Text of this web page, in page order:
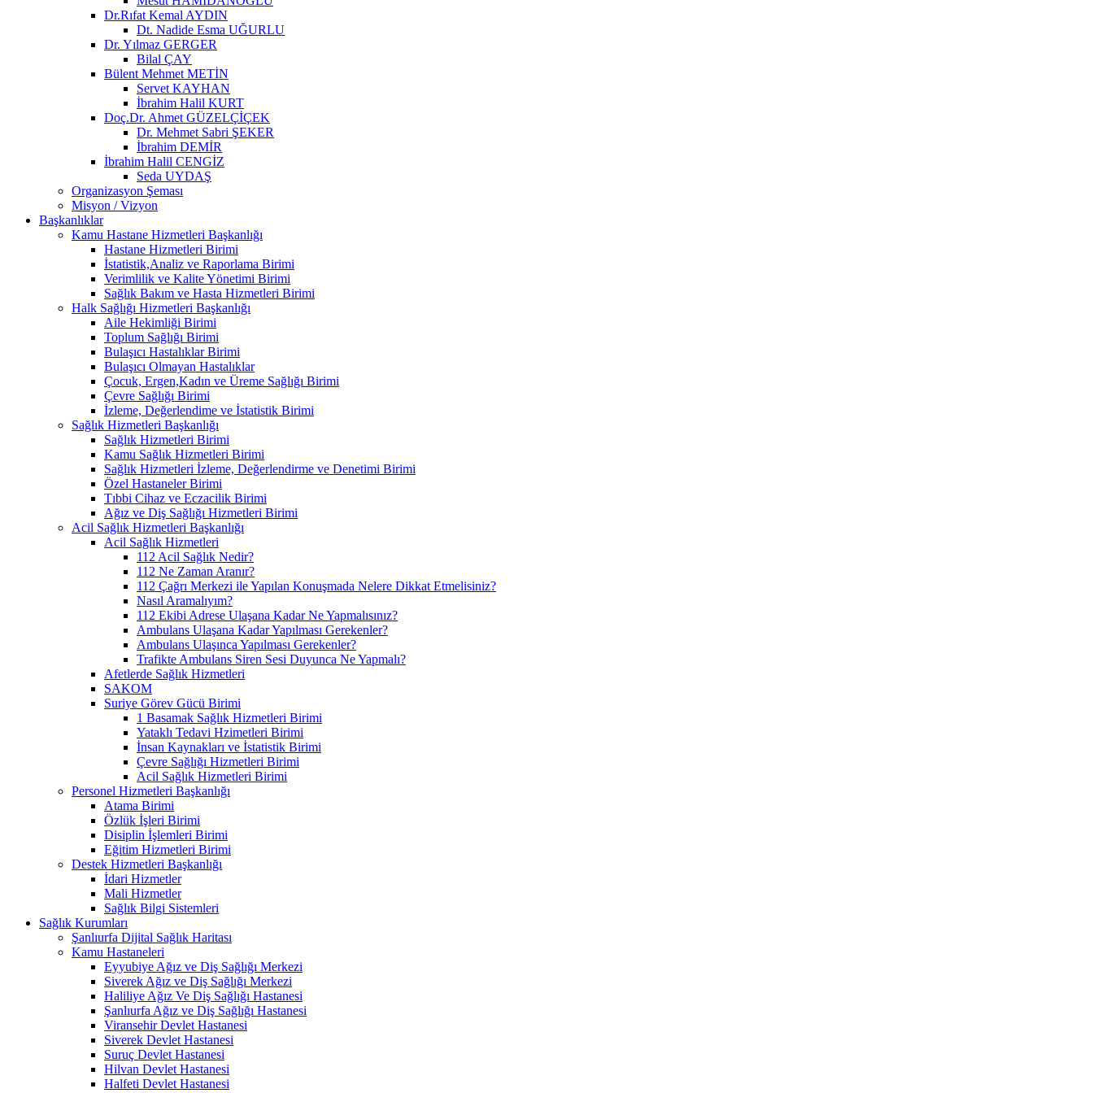
Dr.Rıfat Kemal AYDIN
Dt. Nadide Esma UĞURLU
Dr. Yılmaz GERGER
Bilal ÇAY
Bülent Mehmet METİN
Servet KAYHAN
İbrahim Halil KURT
Doç.Dr. Ahmet GÜZELÇİÇEK
Dr. Mehmet Sabri ŞEKER
İbrahim DEMİR
İbrahim Halil CENGİZ
Seda UYDAŞ
Organizasyon Şeması
Misyon / Vizyon
Başkanlıklar
Kamu Hastane Hizmetleri Başkanlığı
Hastane Hizmetleri Birimi
İstatistik,Analiz ve Raporlama Birimi
Verimlilik ve Kalite Yönetimi Birimi
Sağlık Bakım ve Hasta Hizmetleri Birimi
Halk Sağlığı Hizmetleri Başkanlığı
Aile Hekimliği Birimi
Toplum Sağlığı Birimi
Bulaşıcı Hastalıklar Birimi
Bulaşıcı Olmayan Hastalıklar
Çocuk, Ergen,Kadın ve Üreme Sağlığı Birimi
Çevre Sağlığı Birimi
İzleme, Değerlendime ve İstatistik Birimi
Sağlık Hizmetleri Başkanlığı
Sağlık Hizmetleri Birimi
Kamu Sağlık Hizmetleri Birimi
Sağlık Hizmetleri İzleme, Değerlendirme ve Denetimi Birimi
Özel Hastaneler Birimi
Tıbbi Cihaz ve Eczacilik Birimi
Ağız ve Diş Sağlığı Hizmetleri Birimi
Acil Sağlık Hizmetleri Başkanlığı
Acil Sağlık Hizmetleri
112 Acil Sağlık Nedir?
112 Ne Zaman Aranır?
112 Çağrı Merkezi ile Yapılan Konuşmada Nelere Dikkat Etmelisiniz?
Nasıl Aramalıyım?
112 Ekibi Adrese Ulaşana Kadar Ne Yapmalısınız?
Ambulans Ulaşana Kadar Yapılması Gerekenler?
Ambulans Ulaşınca Yapılması Gerekenler?
Trafikte Ambulans Siren Sesi Duyunca Ne Yapmalı?
Afetlerde Sağlık Hizmetleri
SAKOM
Suriye Görev Gücü Birimi
1 Basamak Sağlık Hizmetleri Birimi
Yataklı Tedavi Hzimetleri Birimi
İnsan Kaynakları ve İstatistik Birimi
Çevre Sağlığı Hizmetleri Birimi
Acil Sağlık Hizmetleri Birimi
Personel Hizmetleri Başkanlığı
Atama Birimi
Özlük İşleri Birimi
Disiplin İşlemleri Birimi
Eğitim Hizmetleri Birimi
Destek Hizmetleri Başkanlığı
İdari Hizmetler
Mali Hizmetler
Sağlık Bilgi Sistemleri
Sağlık Kurumları
Şanlıurfa Dijital Sağlık Haritası
Kamu Hastaneleri
Eyyubiye Ağız ve Diş Sağlığı Merkezi
Siverek Ağız ve Diş Sağlığı Merkezi
Haliliye Ağız Ve Diş Sağlığı Hastanesi
Şanlıurfa Ağız ve Diş Sağlığı Hastanesi
Viransehir Devlet Hastanesi
Siverek Devlet Hastanesi
Suruç Devlet Hastanesi
Hilvan Devlet Hastanesi
Halfeti Devlet Hastanesi